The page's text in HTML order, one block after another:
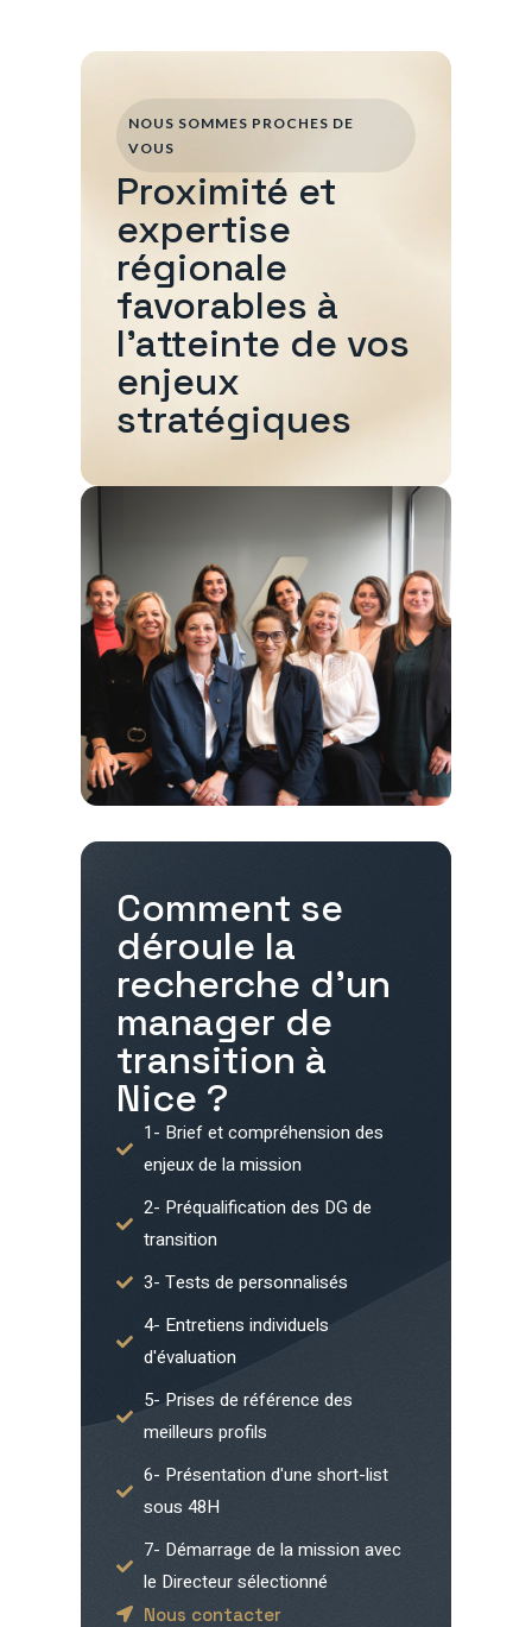
Comment se
déroule la
recherche d'un
manager de
transition à
Nice ?
1- Brief et compréhension des
enjeux de la mission
2- Préqualification des DG de
transition
3- Tests de personnalisés
4- Entretiens individuels
d'évaluation
5- Prises de référence des
meilleurs profils
6- Présentation d'une short-list
sous 48H
7- Démarrage de la mission avec
le Directeur sélectionné
Nous contacter
NOUS SOMMES PROCHES DE
VOUS
Proximité et
expertise
régionale
favorables à
l'atteinte de vos
enjeux
stratégiques